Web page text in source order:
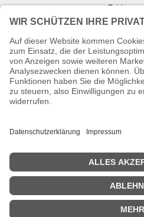
Info zu Elektro- u.
Informationen zur Echtheit
© Copyright 2026 Wohnambiente-Shop